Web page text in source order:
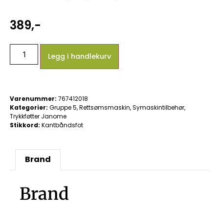
389,-
Legg i handlekurv
Varenummer: 767412018
Kategorier: Gruppe 5,Rettsømsmaskin,Symaskintilbehør,
Trykkføtter Janome
Stikkord: Kantbåndsfot
Brand
Brand